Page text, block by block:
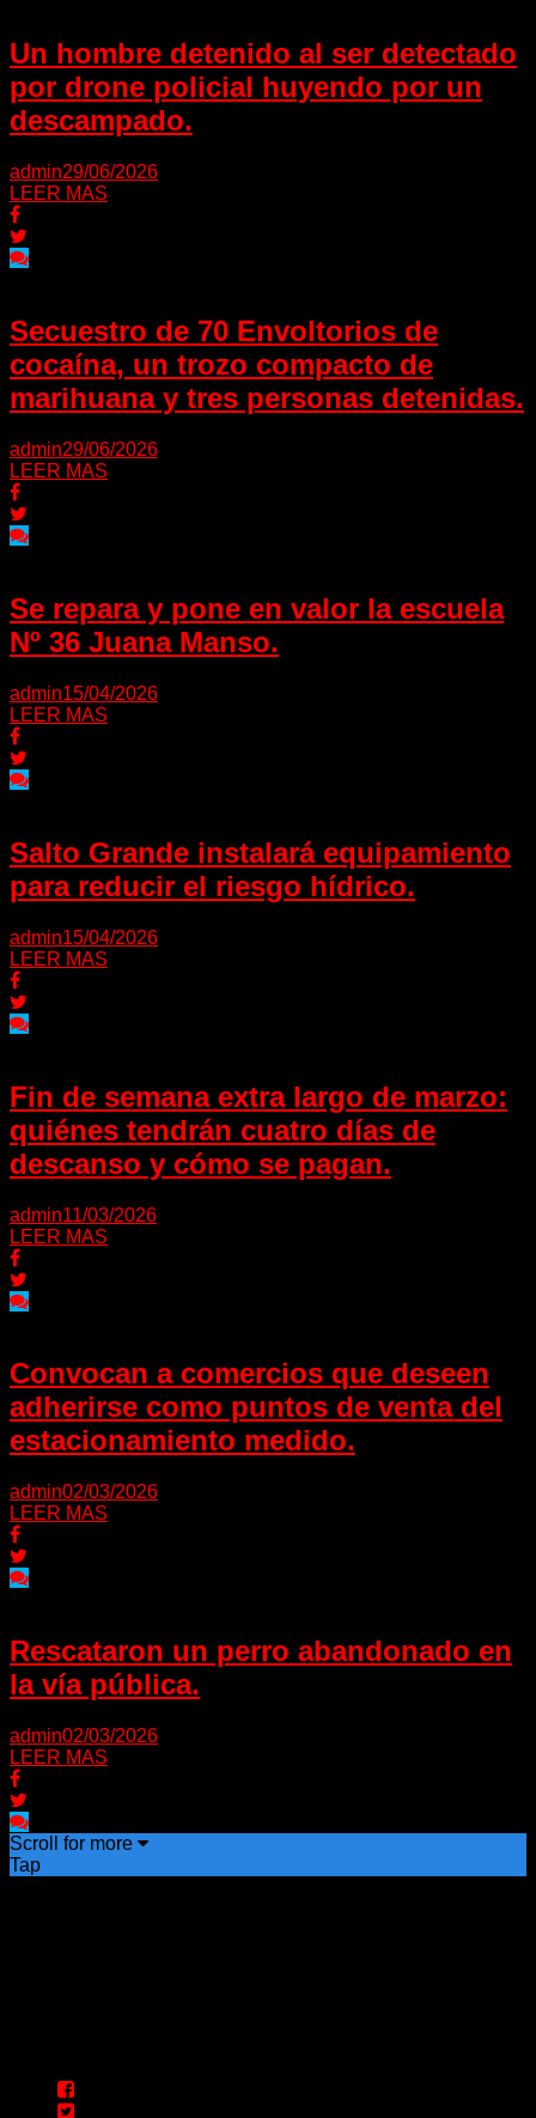
Un hombre detenido al ser detectado
por drone policial huyendo por un
descampado.
admin29/06/2026
LEER MAS
Secuestro de 70 Envoltorios de
cocaína, un trozo compacto de
marihuana y tres personas detenidas.
admin29/06/2026
LEER MAS
Se repara y pone en valor la escuela
Nº 36 Juana Manso.
admin15/04/2026
LEER MAS
Salto Grande instalará equipamiento
para reducir el riesgo hídrico.
admin15/04/2026
LEER MAS
Fin de semana extra largo de marzo:
quiénes tendrán cuatro días de
descanso y cómo se pagan.
admin11/03/2026
LEER MAS
Convocan a comercios que deseen
adherirse como puntos de venta del
estacionamiento medido.
admin02/03/2026
LEER MAS
Rescataron un perro abandonado en
la vía pública.
admin02/03/2026
LEER MAS
Scroll for more
Tap